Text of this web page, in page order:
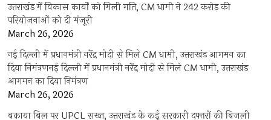
उत्तराखंड में विकास कार्यों को मिली गति, CM धामी ने 242 करोड़ की
परियोजनाओं को दी मंजूरी
March 26, 2026
नई दिल्ली में प्रधानमंत्री नरेंद्र मोदी से मिले CM धामी, उत्तराखंड आगमन का
दिया निमंत्रणनई दिल्ली में प्रधानमंत्री नरेंद्र मोदी से मिले CM धामी, उत्तराखंड
आगमन का दिया निमंत्रण
March 26, 2026
बकाया बिल पर UPCL सख्त, उत्तराखंड के कई सरकारी दफ्तरों की बिजली